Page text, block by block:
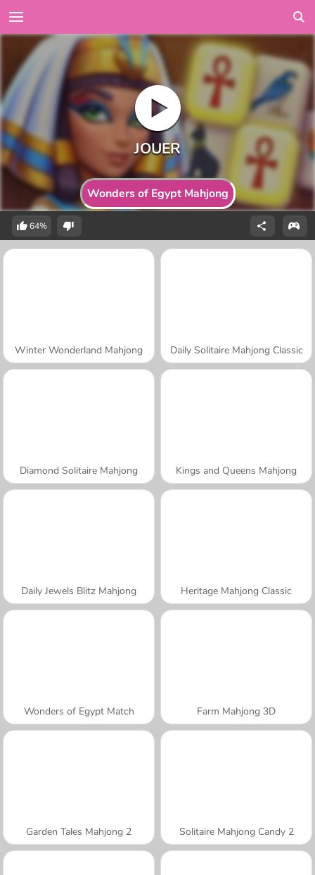
Wonders of Egypt Mahjong
64%
Winter Wonderland Mahjong Daily Solitaire Mahjong Classic
Diamond Solitaire Mahjong Kings and Queens Mahjong
Daily Jewels Blitz Mahjong Heritage Mahjong Classic
Wonders of Egypt Match Farm Mahjong 3D
Garden Tales Mahjong 2 Solitaire Mahjong Candy 2